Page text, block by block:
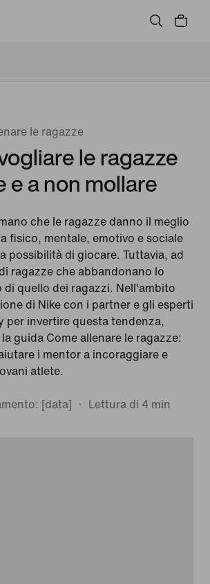
le ragazze
e a non mollare
le ragazze
che le ragazze danno il meglio
fisico, mentale, emotivo e sociale
possibilità di giocare. Tuttavia, ad
ragazze che abbandonano lo
quello dei ragazzi. Nell'ambito
di Nike con i partner e gli esperti
per invertire questa tendenza,
guida Come allenare le ragazze:
i mentor a incoraggiare e
atlete.
[data]
Lettura di 4 min